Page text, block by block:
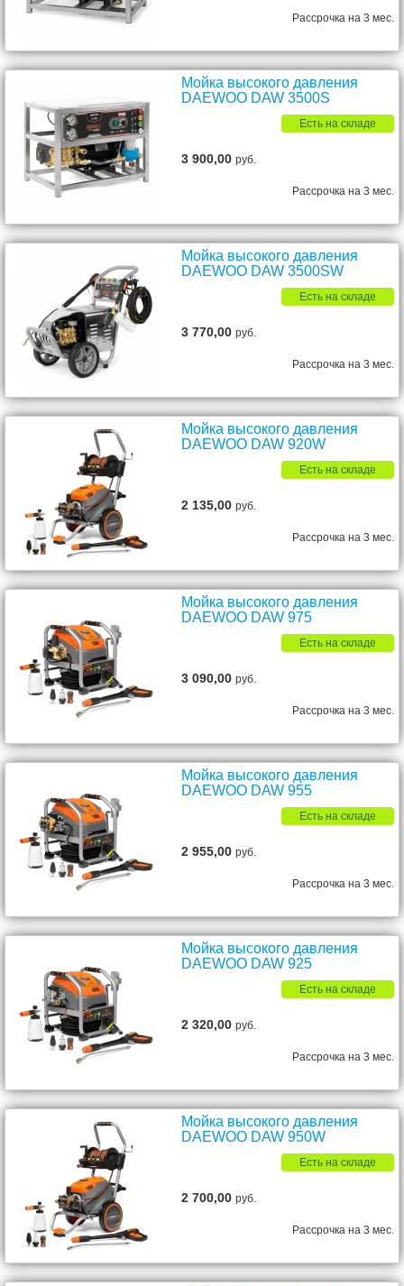
Рассрочка на 3 мес.
Мойка высокого давления
DAEWOO DAW 3500S
Есть на складе
3 900,00руб.
Рассрочка на 3 мес.
Мойка высокого давления
DAEWOO DAW 3500SW
Есть на складе
3 770,00руб.
Рассрочка на 3 мес.
Мойка высокого давления
DAEWOO DAW 920W
Есть на складе
2 135,00руб.
Рассрочка на 3 мес.
Мойка высокого давления
DAEWOO DAW 975
Есть на складе
3 090,00руб.
Рассрочка на 3 мес.
Мойка высокого давления
DAEWOO DAW 955
Есть на складе
2 955,00руб.
Рассрочка на 3 мес.
Мойка высокого давления
DAEWOO DAW 925
Есть на складе
2 320,00руб.
Рассрочка на 3 мес.
Мойка высокого давления
DAEWOO DAW 950W
Есть на складе
2 700,00руб.
Рассрочка на 3 мес.